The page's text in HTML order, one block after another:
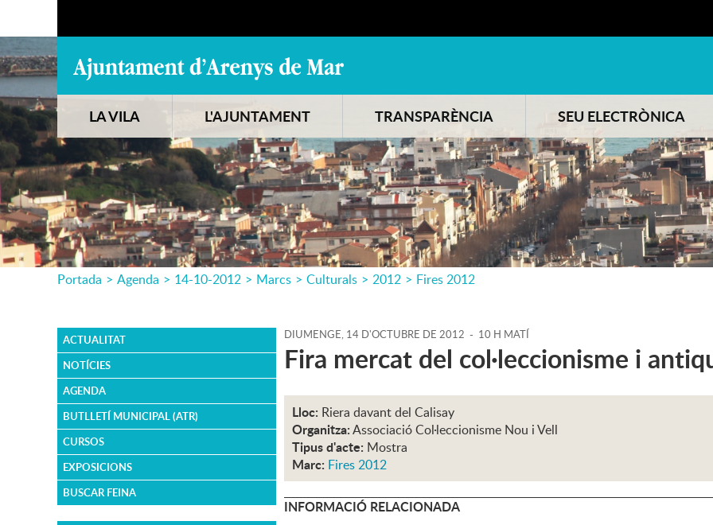
LA VILA L'AJUNTAMENT TRANSPARÈNCIA SEU ELECTRÒNICA
Portada > Agenda > 14-10-2012 > Marcs > Culturals > 2012 > Fires 2012
ACTUALITAT
NOTÍCIES
AGENDA
BUTLLETÍ MUNICIPAL (ATR)
CURSOS
EXPOSICIONS
BUSCAR FEINA
DIUMENGE, 14 D'OCTUBRE DE 2012 - 10 H MATÍ
Fira mercat del col·leccionisme i
Lloc: Riera davant del Calisay
Organitza:Associació Col·leccionisme Nou i Vell
Tipus d'acte: Mostra
Marc: Fires 2012
INFORMACIÓ RELACIONADA